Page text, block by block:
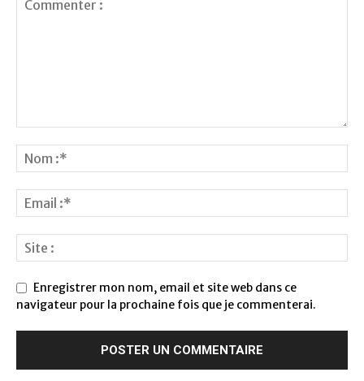
Enregistrer mon nom, email et site web dans ce
navigateur pour la prochaine fois que je commenterai.